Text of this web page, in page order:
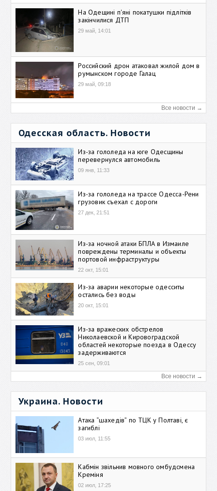
На Одещині п'яні покатушки підлітків
закінчилися ДТП
29 май, 14:01
Российский дрон атаковал жилой дом в
румынском городе Галац
29 май, 09:18
Все новости →
Одесская область. Новости
Из-за гололеда на юге Одесщины
перевернулся автомобиль
09 янв, 11:33
Из-за гололеда на трассе Одесса-Рени
грузовик съехал с дороги
27 дек, 21:51
Из-за ночной атаки БПЛА в Измаиле
повреждены терминалы и объекты
портовой инфраструктуры
22 окт, 15:01
Из-за аварии некоторые одесситы
остались без воды
20 окт, 15:01
Из-за вражеских обстрелов
Николаевской и Кировоградской
областей некоторые поезда в Одессу
задерживаются
25 сен, 09:01
Все новости →
Украина. Новости
Атака “шахедів” по ТЦК у Полтаві, є
загиблі
03 июл, 11:55
Кабмін звільнив мовного омбудсмена
Креміня
02 июл, 17:25